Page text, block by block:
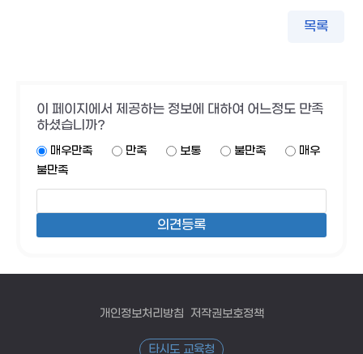
목록
이 페이지에서 제공하는 정보에 대하여 어느정도 만족
하셨습니까?
매우만족 만족 보통 불만족
매우
불만족
개인정보처리방침 저작권보호정책
타시도 교육청